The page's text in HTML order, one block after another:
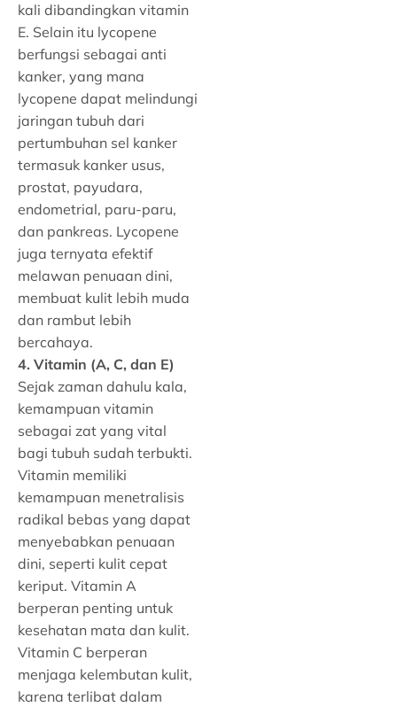
kali dibandingkan vitamin
E. Selain itu lycopene
berfungsi sebagai anti
kanker, yang mana
lycopene dapat melindungi
jaringan tubuh dari
pertumbuhan sel kanker
termasuk kanker usus,
prostat, payudara,
endometrial, paru-paru,
dan pankreas. Lycopene
juga ternyata efektif
melawan penuaan dini,
membuat kulit lebih muda
dan rambut lebih
bercahaya.
4. Vitamin (A, C, dan E)
Sejak zaman dahulu kala,
kemampuan vitamin
sebagai zat yang vital
bagi tubuh sudah terbukti.
Vitamin memiliki
kemampuan menetralisis
radikal bebas yang dapat
menyebabkan penuaan
dini, seperti kulit cepat
keriput. Vitamin A
berperan penting untuk
kesehatan mata dan kulit.
Vitamin C berperan
menjaga kelembutan kulit,
karena terlibat dalam